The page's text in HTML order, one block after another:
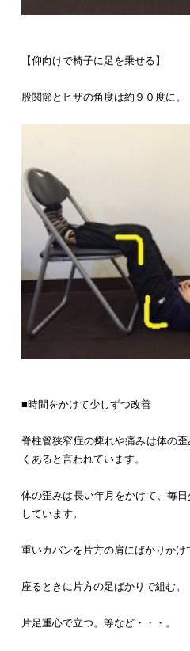
【仰向けで椅子に足を乗せる】
股関節とヒザの角度は約９０度に。
■時間をかけて少しずつ改善
脊柱管狭窄症の痺れや痛みは体の
くあると言われています。
体の歪みは長い年月をかけて、毎
しています。
重いカバンを片方の肩にばかりかけ
座るときに片方の足ばかりで組む。
片足重心で立つ。等など・・・。